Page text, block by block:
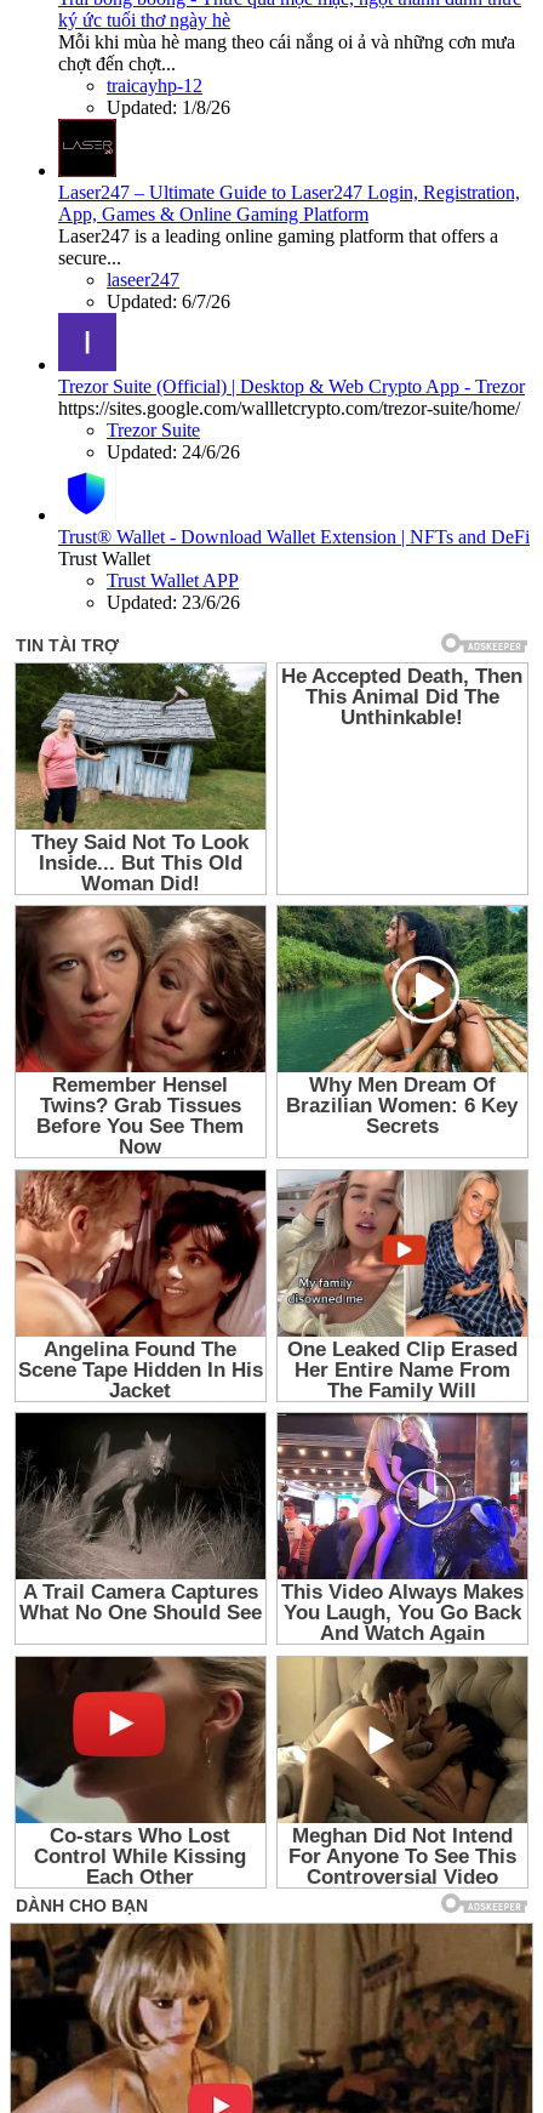
ký ức tuổi thơ ngày hè
Mỗi khi mùa hè mang theo cái nắng oi ả và những cơn mưa
chợt đến chợt...
traicayhp-12
Updated: 1/8/26
Laser247 – Ultimate Guide to Laser247 Login, Registration,
App, Games & Online Gaming Platform
Laser247 is a leading online gaming platform that offers a
secure...
laseer247
Updated: 6/7/26
Trezor Suite (Official) | Desktop & Web Crypto App - Trezor
https://sites.google.com/wallletcrypto.com/trezor-suite/home/
Trezor Suite
Updated: 24/6/26
Trust® Wallet - Download Wallet Extension | NFTs and DeFi
Trust Wallet
Trust Wallet APP
Updated: 23/6/26